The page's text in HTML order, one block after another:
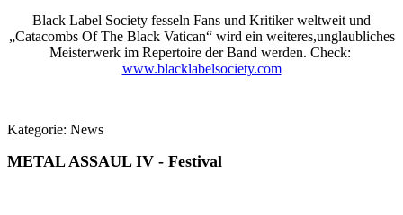
Black Label Society fesseln Fans und Kritiker weltweit und
„Catacombs Of The Black Vatican“ wird ein weiteres,unglaubliches
Meisterwerk im Repertoire der Band werden. Check:
www.blacklabelsociety.com
Kategorie: News
METAL ASSAUL IV - Festival